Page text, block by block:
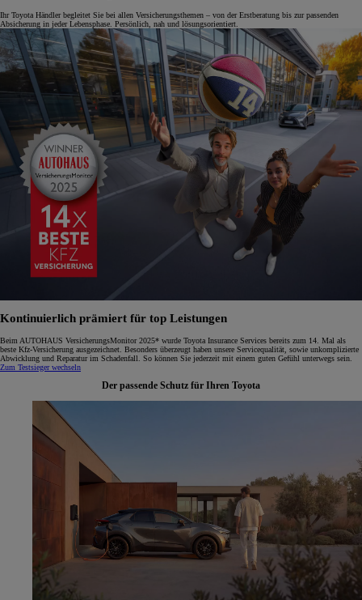
Ihr Toyota Händler begleitet Sie bei allen Versicherungsthemen – von der Erstberatung bis zur passenden
Absicherung in jeder Lebensphase. Persönlich, nah und lösungsorientiert.
Kontinuierlich prämiert für top Leistungen
Beim AUTOHAUS VersicherungsMonitor 2025* wurde Toyota Insurance Services bereits zum 14. Mal als
beste Kfz-Versicherung ausgezeichnet. Besonders überzeugt haben unsere Servicequalität, sowie unkomplizierte
Abwicklung und Reparatur im Schadenfall. So können Sie jederzeit mit einem guten Gefühl unterwegs sein.
Zum Testsieger wechseln
Der passende Schutz für Ihren Toyota